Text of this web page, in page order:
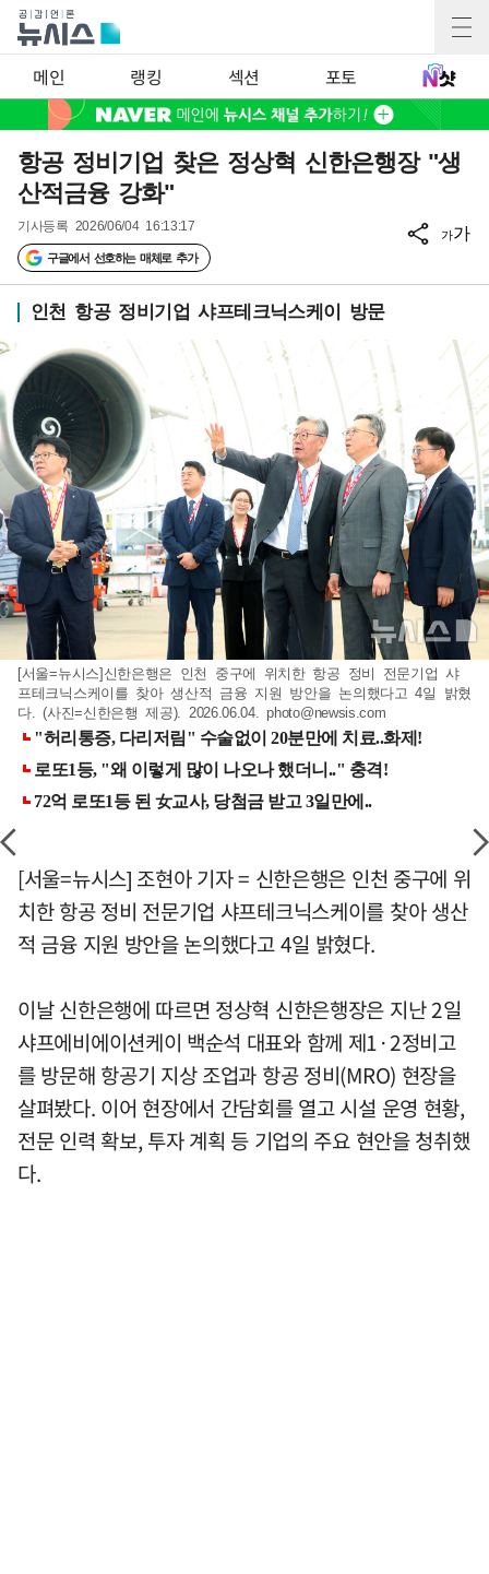
메인 랭킹 섹션 포토
항공 정비기업 찾은 정상혁 신한은행장 "생
산적금융 강화"
기사등록 2026/06/04 16:13:17
구글에서 선호하는 매체로 추가
가가
인천 항공 정비기업 샤프테크닉스케이 방문
[서울=뉴시스]신한은행은 인천 중구에 위치한 항공 정비 전문기업 샤
프테크닉스케이를 찾아 생산적 금융 지원 방안을 논의했다고 4일 밝혔
다. (사진=신한은행 제공). 2026.06.04.photo@newsis.com
[서울=뉴시스] 조현아 기자 = 신한은행은 인천 중구에 위
치한 항공 정비 전문기업 샤프테크닉스케이를 찾아 생산
적 금융 지원 방안을 논의했다고 4일 밝혔다.
이날 신한은행에 따르면 정상혁 신한은행장은 지난 2일
샤프에비에이션케이 백순석 대표와 함께 제1·2정비고
를 방문해 항공기 지상 조업과 항공 정비(MRO) 현장을
살펴봤다. 이어 현장에서 간담회를 열고 시설 운영 현황,
전문 인력 확보, 투자 계획 등 기업의 주요 현안을 청취했
다.